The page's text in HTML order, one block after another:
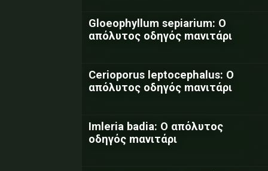
Gloeophyllum sepiarium: Ο
απόλυτος οδηγός mανιτάρι
Cerioporus leptocephalus: Ο
απόλυτος οδηγός mανιτάρι
Imleria badia: Ο απόλυτος
οδηγός mανιτάρι